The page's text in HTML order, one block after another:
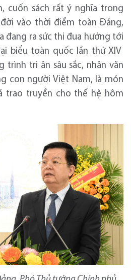
cuốn sách rất ý nghĩa trong
vào thời điểm toàn Đảng,
đang ra sức thi đua hướng tới
biểu toàn quốc lần thứ XIV
trình tri ân sâu sắc, nhân văn
con người Việt Nam, là món
trao truyền cho thế hệ hôm